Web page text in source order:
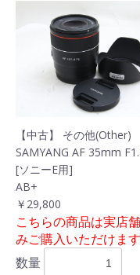
【中古】 その他(Other)
SAMYANG AF 35mm
[ソニーE用]
AB+
￥29,800
こちらの商品は実店
みご購入いただけます
数量